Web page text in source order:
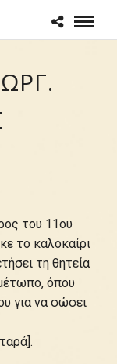
του 11ου
το καλοκαίρι
τη θητεία
όπου
για να σώσει